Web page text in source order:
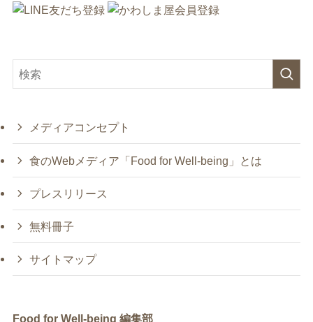
メディアコンセプト
食のWebメディア「Food for Well-being」とは
プレスリリース
無料冊子
サイトマップ
Food for Well-being 編集部